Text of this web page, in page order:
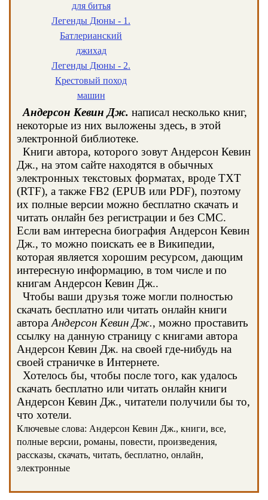
для битья
Легенды Дюны - 1.
Батлерианский
джихад
Легенды Дюны - 2.
Крестовый поход
машин
Андерсон Кевин Дж. написал несколько книг,
некоторые из них выложены здесь, в этой
электронной библиотеке.
Книги автора, которого зовут Андерсон Кевин
Дж., на этом сайте находятся в обычных
электронных текстовых форматах, вроде TXT
(RTF), а также FB2 (EPUB или PDF), поэтому
их полные версии можно бесплатно скачать и
читать онлайн без регистрации и без СМС.
Если вам интересна биография Андерсон Кевин
Дж., то можно поискать ее в Википедии,
которая является хорошим ресурсом, дающим
интересную информацию, в том числе и по
книгам Андерсон Кевин Дж..
Чтобы ваши друзья тоже могли полностью
скачать бесплатно или читать онлайн книги
автора Андерсон Кевин Дж., можно проставить
ссылку на данную страницу с книгами автора
Андерсон Кевин Дж. на своей где-нибудь на
своей страничке в Интернете.
Хотелось бы, чтобы после того, как удалось
скачать бесплатно или читать онлайн книги
Андерсон Кевин Дж., читатели получили бы то,
что хотели.
Ключевые слова: Андерсон Кевин Дж., книги, все,
полные версии, романы, повести, произведения,
рассказы, скачать, читать, бесплатно, онлайн,
электронные